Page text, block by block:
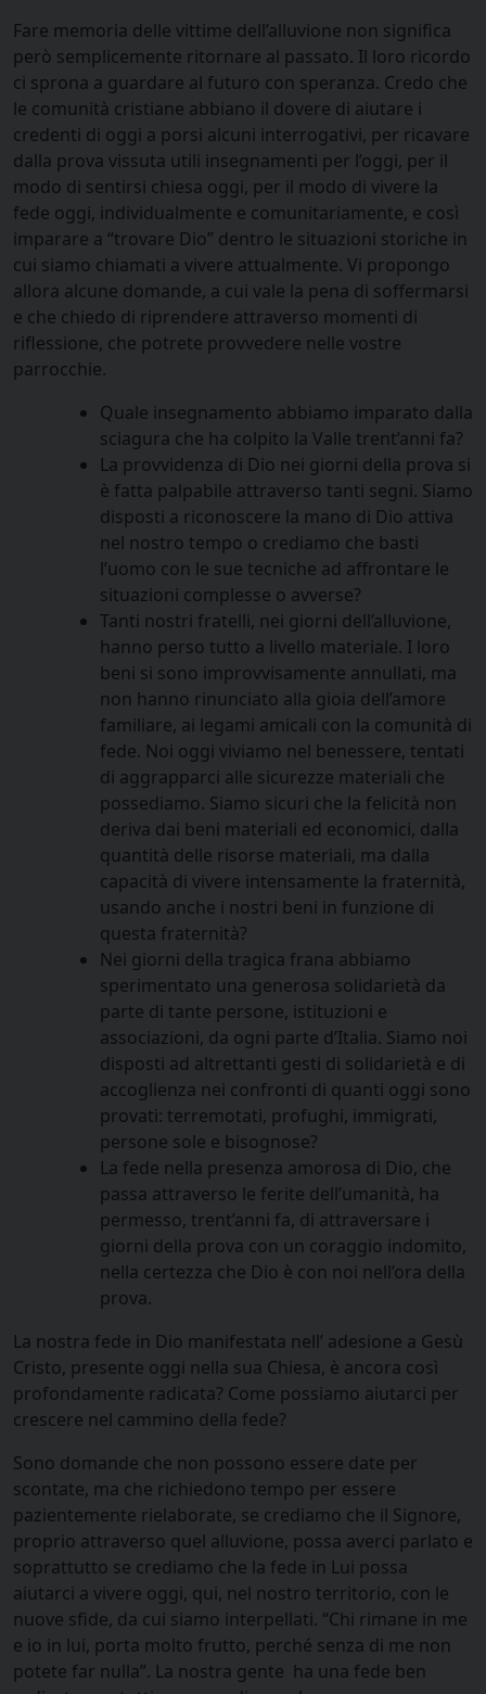
Fare memoria delle vittime dell’alluvione non significa
però semplicemente ritornare al passato. Il loro ricordo
ci sprona a guardare al futuro con speranza. Credo che
le comunità cristiane abbiano il dovere di aiutare i
credenti di oggi a porsi alcuni interrogativi, per ricavare
dalla prova vissuta utili insegnamenti per l’oggi, per il
modo di sentirsi chiesa oggi, per il modo di vivere la
fede oggi, individualmente e comunitariamente, e così
imparare a “trovare Dio” dentro le situazioni storiche in
cui siamo chiamati a vivere attualmente. Vi propongo
allora alcune domande, a cui vale la pena di soffermarsi
e che chiedo di riprendere attraverso momenti di
riflessione, che potrete provvedere nelle vostre
parrocchie.
Quale insegnamento abbiamo imparato dalla
sciagura che ha colpito la Valle trent’anni fa?
La provvidenza di Dio nei giorni della prova si
è fatta palpabile attraverso tanti segni. Siamo
disposti a riconoscere la mano di Dio attiva
nel nostro tempo o crediamo che basti
l’uomo con le sue tecniche ad affrontare le
situazioni complesse o avverse?
Tanti nostri fratelli, nei giorni dell’alluvione,
hanno perso tutto a livello materiale. I loro
beni si sono improvvisamente annullati, ma
non hanno rinunciato alla gioia dell’amore
familiare, ai legami amicali con la comunità di
fede. Noi oggi viviamo nel benessere, tentati
di aggrapparci alle sicurezze materiali che
possediamo. Siamo sicuri che la felicità non
deriva dai beni materiali ed economici, dalla
quantità delle risorse materiali, ma dalla
capacità di vivere intensamente la fraternità,
usando anche i nostri beni in funzione di
questa fraternità?
Nei giorni della tragica frana abbiamo
sperimentato una generosa solidarietà da
parte di tante persone, istituzioni e
associazioni, da ogni parte d’Italia. Siamo noi
disposti ad altrettanti gesti di solidarietà e di
accoglienza nei confronti di quanti oggi sono
provati: terremotati, profughi, immigrati,
persone sole e bisognose?
La fede nella presenza amorosa di Dio, che
passa attraverso le ferite dell’umanità, ha
permesso, trent’anni fa, di attraversare i
giorni della prova con un coraggio indomito,
nella certezza che Dio è con noi nell’ora della
prova.
La nostra fede in Dio manifestata nell’ adesione a Gesù
Cristo, presente oggi nella sua Chiesa, è ancora così
profondamente radicata? Come possiamo aiutarci per
crescere nel cammino della fede?
Sono domande che non possono essere date per
scontate, ma che richiedono tempo per essere
pazientemente rielaborate, se crediamo che il Signore,
proprio attraverso quel alluvione, possa averci parlato e
soprattutto se crediamo che la fede in Lui possa
aiutarci a vivere oggi, qui, nel nostro territorio, con le
nuove sfide, da cui siamo interpellati. “Chi rimane in me
e io in lui, porta molto frutto, perché senza di me non
potete far nulla”. La nostra gente ha una fede ben